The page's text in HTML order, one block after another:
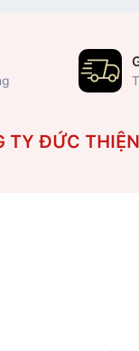
TY ĐỨC